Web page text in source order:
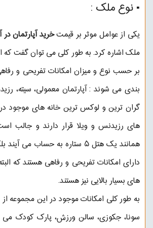
▪︎ نوع ملک :
یکی از عوامل موثر بر قیمتخرید آپارتمان در
ملک اشاره کرد. به طور کلی می توان گفت که
بر حسب نوع و میزان امکانات تفریحی و
بندی می شوند : آپارتمان معمولی، سیته،
گران ترین و لوکس ترین خانه های موجود در
های رزیدنس و ویلا قرار دارند و جالب
همانند یک هتل ۵ ستاره به حساب می
دارای امکانات تفریحی و رفاهی هستند که
های بسیار بالایی نیز هستند.
به طور کلی امکانات موجود در این مجموعه
سونا، جکوزی، سالن ورزش، پارک کودک